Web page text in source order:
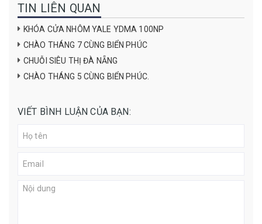
TIN LIÊN QUAN
KHÓA CỬA NHÔM YALE YDMA 100NP
CHÀO THÁNG 7 CÙNG BIỂN PHÚC
CHUỖI SIÊU THỊ ĐÀ NẴNG
CHÀO THÁNG 5 CÙNG BIỂN PHÚC.
VIẾT BÌNH LUẬN CỦA BẠN: